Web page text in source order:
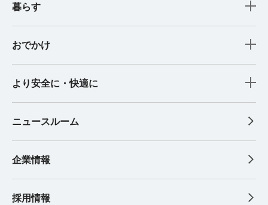
暮らす
おでかけ
より安全に・快適に
ニュースルーム
企業情報
採用情報